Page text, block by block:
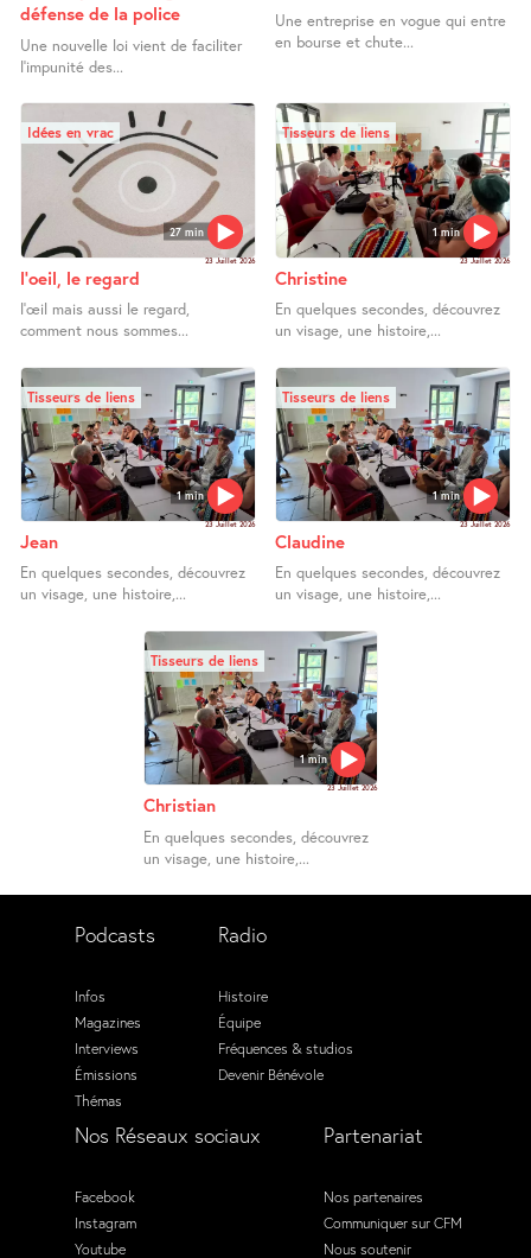
défense de la police
Une nouvelle loi vient de faciliter
l’impunité des...
Une entreprise en vogue qui entre
en bourse et chute...
27 min
Idées en vrac
23 Juillet 2026
l’oeil, le regard
l’œil mais aussi le regard,
comment nous sommes...
1 min
Tisseurs de liens
23 Juillet 2026
Christine
En quelques secondes, découvrez
un visage, une histoire,...
1 min
Tisseurs de liens
23 Juillet 2026
Jean
En quelques secondes, découvrez
un visage, une histoire,...
1 min
Tisseurs de liens
23 Juillet 2026
Claudine
En quelques secondes, découvrez
un visage, une histoire,...
1 min
Tisseurs de liens
23 Juillet 2026
Christian
En quelques secondes, découvrez
un visage, une histoire,...
Podcasts
Infos
Magazines
Interviews
Émissions
Thémas
Radio
Histoire
Équipe
Fréquences & studios
Devenir Bénévole
Nos Réseaux sociaux
Facebook
Instagram
Youtube
Partenariat
Nos partenaires
Communiquer sur CFM
Nous soutenir